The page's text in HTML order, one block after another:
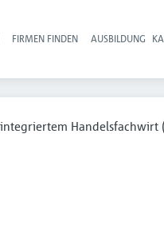
FIRMEN FINDEN AUSBILDUNG
Handelsfachwirt